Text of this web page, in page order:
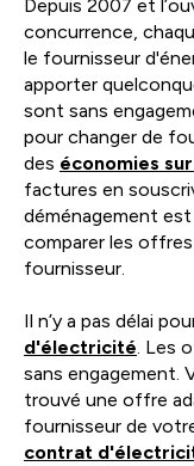
Depuis 2007 et
concurrence,
le fournisseur
apporter
sont sans
pour changer de
des économies
factures en
déménagement
comparer les
fournisseur.
Il n’y a pas délai
d'électricité. Les
sans engagement.
trouvé une offre
fournisseur de
contrat